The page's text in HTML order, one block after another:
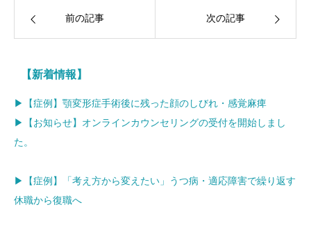
前の記事 次の記事
【新着情報】
▶【症例】顎変形症手術後に残った顔のしびれ・感覚麻痺
▶【お知らせ】オンラインカウンセリングの受付を開始しまし
た。
▶【症例】「考え方から変えたい」うつ病・適応障害で繰り返す
休職から復職へ